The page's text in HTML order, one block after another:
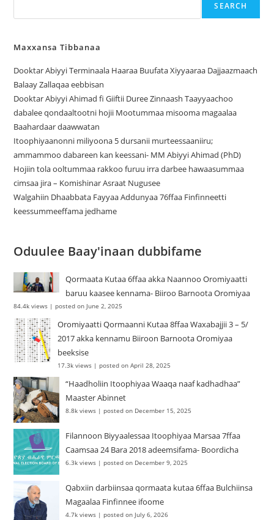
SEARCH
Maxxansa Tibbanaa
Dooktar Abiyyi Terminaala Haaraa Buufata Xiyyaaraa Dajjaazmaach
Balaay Zallaqaa eebbisan
Dooktar Abiyyi Ahimad fi Giiftii Duree Zinnaash Taayyaachoo
dabalee qondaaltootni hojii Mootummaa misooma magaalaa
Baahardaar daawwatan
Itoophiyaanonni miliyoona 5 dursanii murteessaaniiru;
ammammoo dabareen kan keessani- MM Abiyyi Ahimad (PhD)
Hojiin tola ooltummaa rakkoo furuu irra darbee hawaasummaa
cimsaa jira – Komishinar Asraat Nugusee
Walgahiin Dhaabbata Fayyaa Addunyaa 76ffaa Finfinneetti
keessummeeffama jedhame
Oduulee Baay'inaan dubbifame
Qormaata Kutaa 6ffaa akka Naannoo Oromiyaatti
baruu kaasee kennama- Biiroo Barnoota Oromiyaa
84.4k views |posted on June 2, 2025
Oromiyaatti Qormaanni Kutaa 8ffaa Waxabajjii 3 – 5/
2017 akka kennamu Biiroon Barnoota Oromiyaa
beeksise
17.3k views |posted on April 28, 2025
“Haadholiin Itoophiyaa Waaqa naaf kadhadhaa”
Maaster Abinnet
8.8k views |posted on December 15, 2025
Filannoon Biyyaalessaa Itoophiyaa Marsaa 7ffaa
Caamsaa 24 Bara 2018 adeemsifama- Boordicha
6.3k views |posted on December 9, 2025
Qabxiin darbiinsaa qormaata kutaa 6ffaa Bulchiinsa
Magaalaa Finfinnee ifoome
4.7k views |posted on July 6, 2026